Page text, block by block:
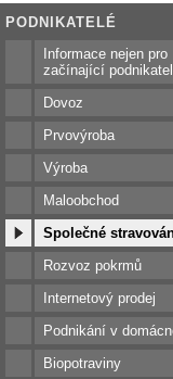
PODNIKATELÉ
Informace nejen pro
začínající
Dovoz
Prvovýroba
Výroba
Maloobchod
Společné
Rozvoz pokrmů
Internetový prodej
Podnikání v
Biopotraviny